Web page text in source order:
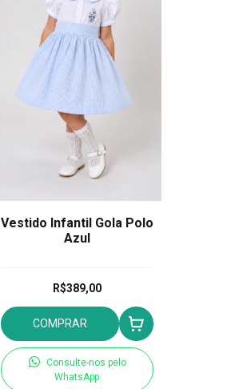
Vestido Infantil Gola Polo
Azul
R$389,00
COMPRAR
Consulte-nos pelo
WhatsApp